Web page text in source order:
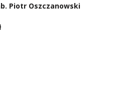
Piotr Oszczanowski